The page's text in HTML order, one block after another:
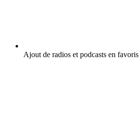
Ajout de radios et podcasts en favoris